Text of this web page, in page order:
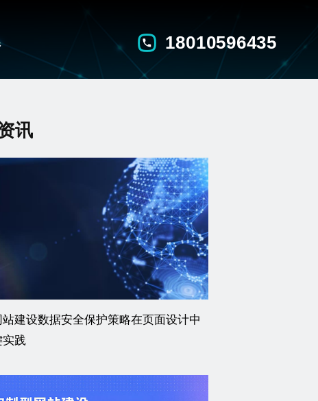
18010596435
讯
站建设数据安全保护策略在页面设计中
实践